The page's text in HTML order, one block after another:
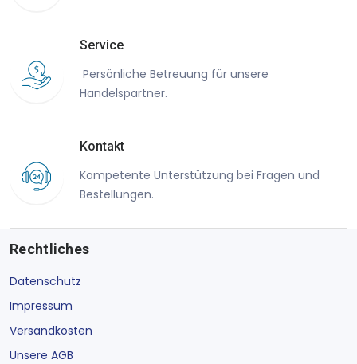
Service
Persönliche Betreuung für unsere
Handelspartner.
Kontakt
Kompetente Unterstützung bei Fragen und
Bestellungen.
Rechtliches
Datenschutz
Impressum
Versandkosten
Unsere AGB